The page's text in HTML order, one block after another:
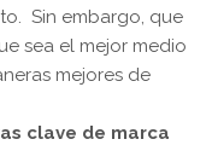
Sin embargo, que
sea el mejor medio
mejores de
clave de marca